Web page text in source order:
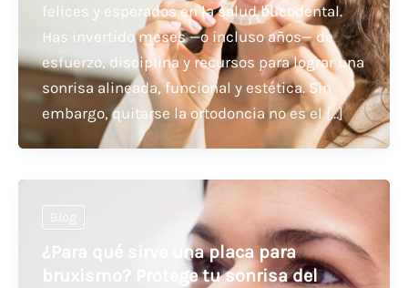
felices y esperados en la salud bucodental.
Has invertido meses —o incluso años— de
esfuerzo, disciplina y recursos para lograr una
sonrisa alineada, funcional y estética. Sin
embargo, quitarse la ortodoncia no es el […]
Blog
¿Para qué sirve una placa para
bruxismo? Protege tu sonrisa del